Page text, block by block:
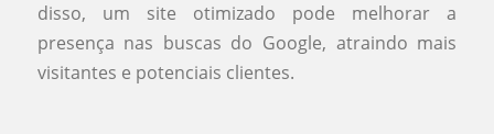
disso, um site otimizado pode melhorar a
presença nas buscas do Google, atraindo mais
visitantes e potenciais clientes.